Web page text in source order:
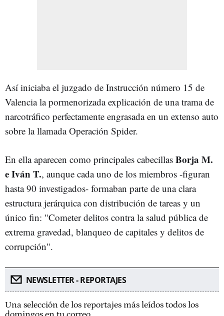
Así iniciaba el juzgado de Instrucción número 15 de
Valencia la pormenorizada explicación de una trama de
narcotráfico perfectamente engrasada en un extenso auto
sobre la llamada Operación Spider.
En ella aparecen como principales cabecillas Borja M.
e Iván T., aunque cada uno de los miembros -figuran
hasta 90 investigados- formaban parte de una clara
estructura jerárquica con distribución de tareas y un
único fin: "Cometer delitos contra la salud pública de
extrema gravedad, blanqueo de capitales y delitos de
corrupción".
NEWSLETTER - REPORTAJES
Una selección de los reportajes más leídos todos los